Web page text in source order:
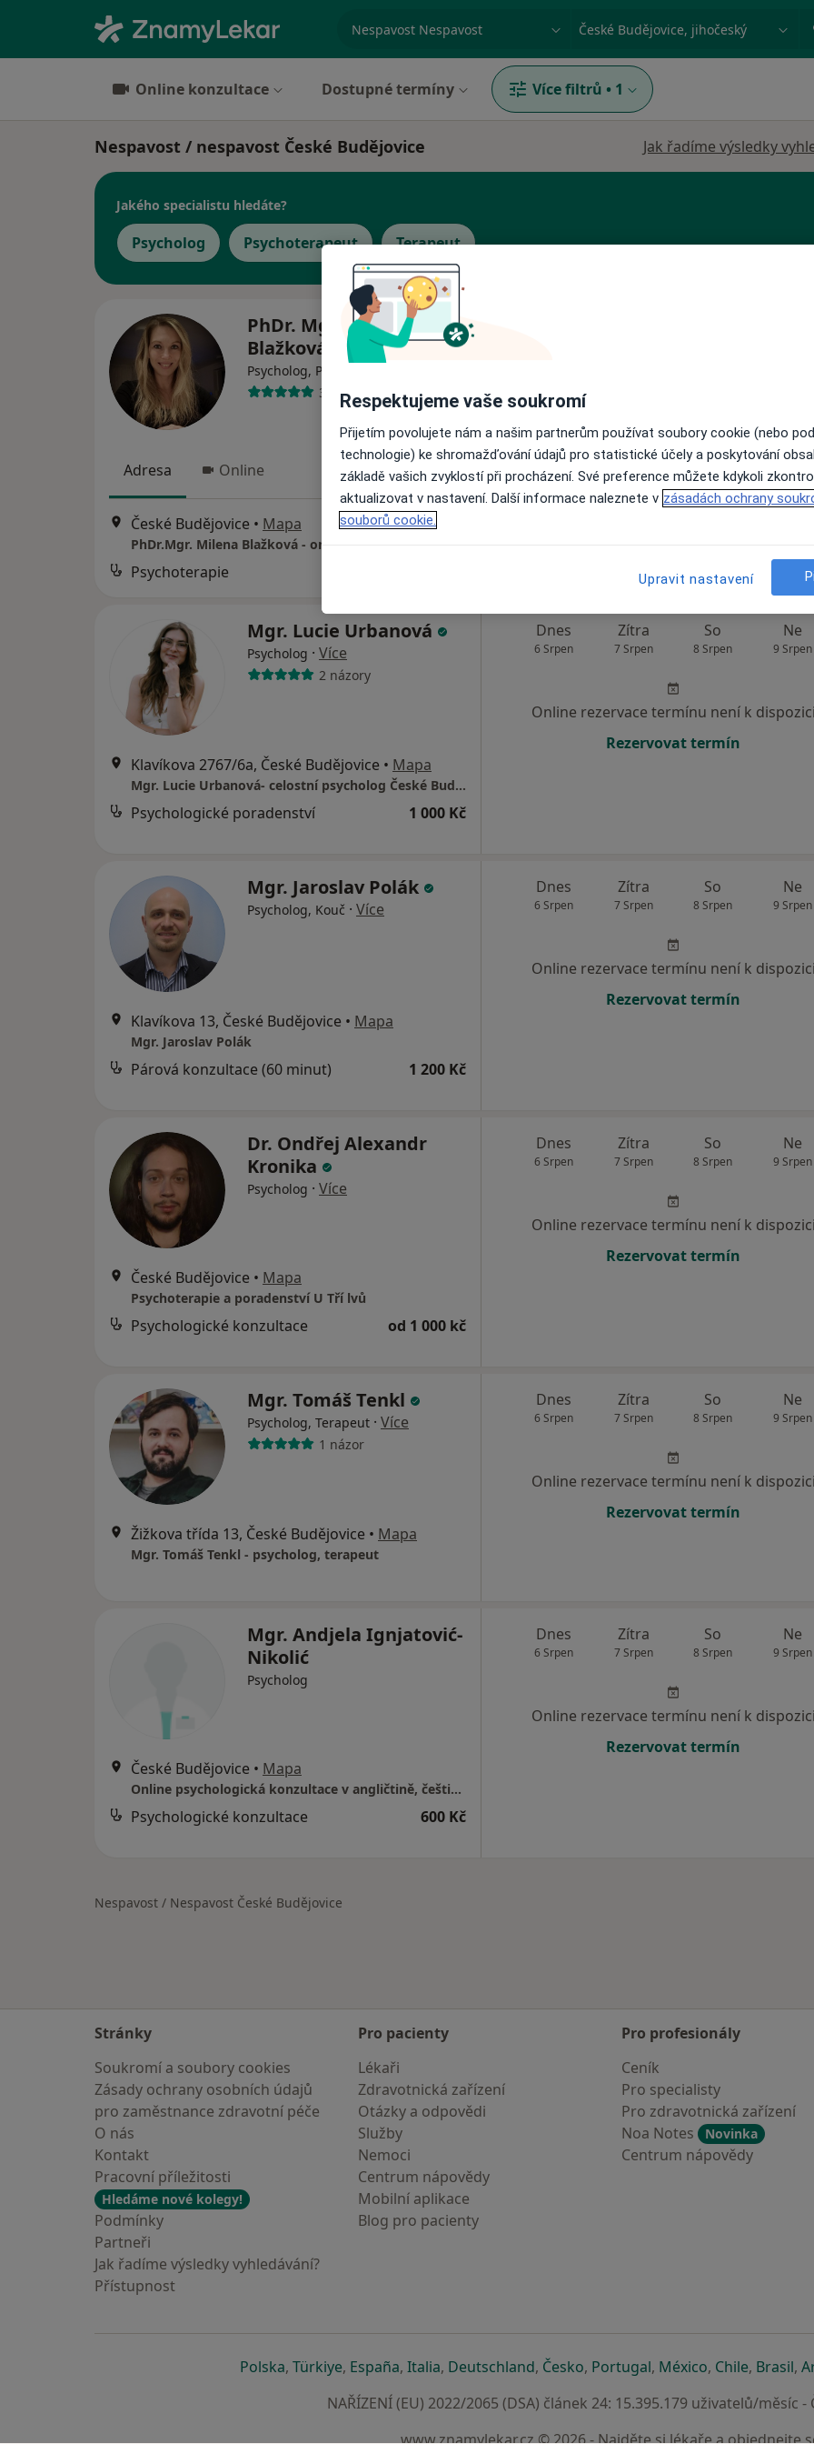
specializace, nemoc nebo příjmeníMěsto nebo region
Online konzultace Dostupné termíny Více filtrů • 1
Nespavost / nespavost České Budějovice Jak řadíme výsledky
Jakého specialistu hledáte?
Psycholog Psychoterapeut Terapeut
PhDr. Mgr. Milena
Blažková
Psycholog, Psychoterapeut
37 názorů
Adresa Online
České Budějovice • Mapa
PhDr.Mgr. Milena Blažková - online
Psychoterapie
Ve vašem okolí online kalendář není
dostupný
Zobrazit všechny adresy s možnosti online
Mgr. Lucie Urbanová
Psycholog · Více
2 názory
Klavíkova 2767/6a, České Budějovice • Mapa
Mgr. Lucie Urbanová- celostní psycholog České Budějovice
Psychologické poradenství 1 000 Kč
Dnes
6 Srpen
Zítra
7 Srpen
So
8 Srpen
Ne
9 Srpen
Online rezervace termínu není k dispozici
Rezervovat termín
Mgr. Jaroslav Polák
Psycholog, Kouč · Více
Klavíkova 13, České Budějovice • Mapa
Mgr. Jaroslav Polák
Párová konzultace (60 minut) 1 200 Kč
Dnes
6 Srpen
Zítra
7 Srpen
So
8 Srpen
Ne
9 Srpen
Online rezervace termínu není k dispozici
Rezervovat termín
Dr. Ondřej Alexandr
Kronika
Psycholog · Více
České Budějovice • Mapa
Psychoterapie a poradenství U Tří lvů
Psychologické konzultace od 1 000 kč
Dnes
6 Srpen
Zítra
7 Srpen
So
8 Srpen
Ne
9 Srpen
Online rezervace termínu není k dispozici
Rezervovat termín
Mgr. Tomáš Tenkl
Psycholog, Terapeut · Více
1 názor
Žižkova třída 13, České Budějovice • Mapa
Mgr. Tomáš Tenkl - psycholog, terapeut
Dnes
6 Srpen
Zítra
7 Srpen
So
8 Srpen
Ne
9 Srpen
Online rezervace termínu není k dispozici
Rezervovat termín
Mgr. Andjela Ignjatović-
Nikolić
Psycholog
České Budějovice • Mapa
Online psychologická konzultace v angličtině, češtině a srbštině - psychological consulting in English and Serbian - andjela.psycholog@gmail.com
Psychologické konzultace 600 Kč
Dnes
6 Srpen
Zítra
7 Srpen
So
8 Srpen
Ne
9 Srpen
Online rezervace termínu není k dispozici
Rezervovat termín
Nespavost / Nespavost České Budějovice
Stránky
Soukromí a soubory cookies
Zásady ochrany osobních údajů
pro zaměstnance zdravotní péče
O nás
Kontakt
Pracovní příležitosti
Hledáme nové kolegy!
Podmínky
Partneři
Jak řadíme výsledky vyhledávání?
Přístupnost
Pro pacienty
Lékaři
Zdravotnická zařízení
Otázky a odpovědi
Služby
Nemoci
Centrum nápovědy
Mobilní aplikace
Blog pro pacienty
Pro profesionály
Ceník
Pro specialisty
Pro zdravotnická zařízení
Noa Notes
Novinka
Centrum nápovědy
Polskase otevře v nové záložce
, Türkiyese otevře v nové záložce
, Españase otevře v nové záložce
, Italiase otevře v nové záložce
, Deutschlandse otevře v nové záložce
, Českose otevře v nové záložce
, Portugalse otevře v nové
, Méxicose otevře v
, Chilese otevře
, Brasilse
,
NAŘÍZENÍ (EU) 2022/2065 (DSA) článek 24: 15.395.179 uživatelů/měsíc -
www.znamylekar.cz © 2026 - Najděte si lékaře a objednejte
Respektujeme vaše soukromí
Přijetím povolujete nám a našim partnerům používat soubory cookie (nebo
technologie) ke shromažďování údajů pro statistické účely a poskytování
základě vašich zvyklostí při procházení. Své preference můžete kdykoli
aktualizovat v nastavení. Další informace naleznete v zásadách ochrany
souborů cookie.
Upravit nastavení